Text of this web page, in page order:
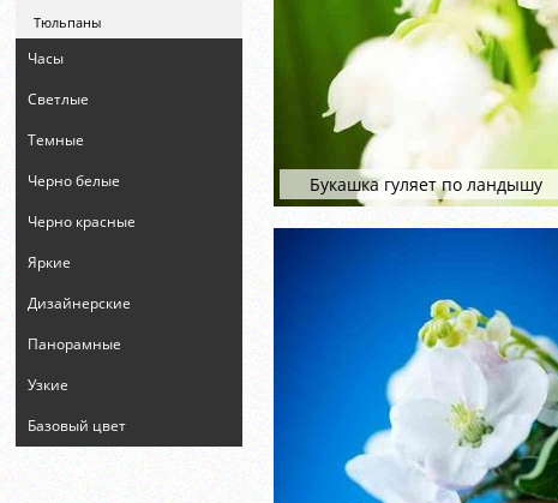
Тюльпаны
Часы
Светлые
Темные
Черно белые
Черно красные
Яркие
Дизайнерские
Панорамные
Узкие
Базовый цвет
Букашка гуляет по ландышу